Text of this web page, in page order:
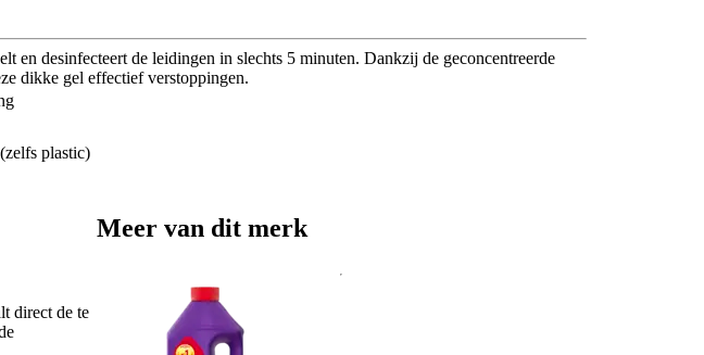
en desinfecteert de leidingen in slechts 5 minuten. Dankzij de geconcentreerde
dikke gel effectief verstoppingen.
plastic)
direct de te
Meer van dit merk